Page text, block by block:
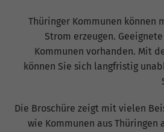
Thüringer Kommunen können
Strom erzeugen.
Kommunen vorhanden. Mit
können Sie sich langfristig
Die Broschüre zeigt mit vielen
wie Kommunen aus Thüringen